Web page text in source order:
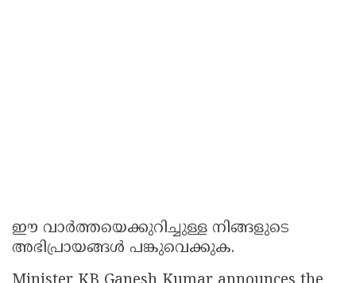
ഈ വാർത്തയെക്കുറിച്ചുള്ള നിങ്ങളുടെ
അഭിപ്രായങ്ങൾ പങ്കുവെക്കുക.